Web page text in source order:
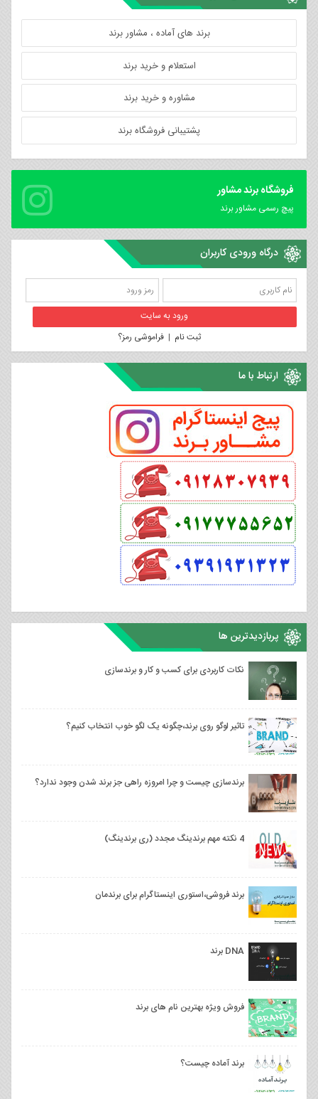
برند های آماده ، مشاور برند
استعلام و خرید برند
مشاوره و خرید برند
پشتیبانی فروشگاه برند
فروشگاه برند مشاور
پیچ رسمی مشاور برند
درگاه ورودی کاربران
ثبت نام |فراموشی رمز؟
ارتباط با ما
پربازدیدترین ها
نکات کاربردی برای کسب و کار و برندسازی
تاثیر لوگو روی برند،چگونه یک لگو خوب انتخاب کنیم؟
برندسازی چیست و چرا امروزه راهی جز برند شدن وجود ندارد؟
4 نکته مهم برندینگ مجدد (ری برندینگ)
برند فروشی،استوری اینستاگرام برای برندمان
DNA برند
فروش ویژه بهترین نام های برند
برند آماده چیست؟